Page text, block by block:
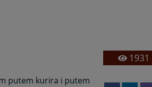
putem kurira i putem
1931